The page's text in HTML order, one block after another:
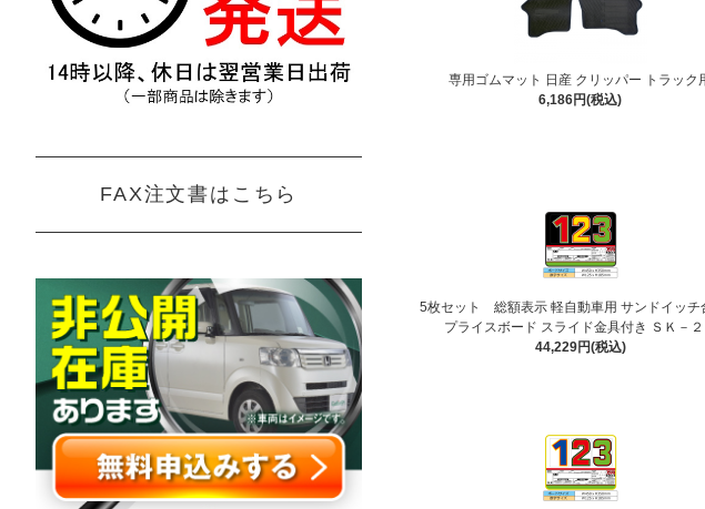
専用ゴムマット 日産 クリッパー トラック
6,186円(税込)
5枚セット 総額表示 軽自動車用 サンドイッチ
プライスボード スライド金具付き ＳＫ－２
44,229円(税込)
FAX注文書はこちら